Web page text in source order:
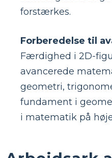
forstærkes.
Forberedelse til
Færdighed i 2D-
avancerede
geometri,
fundament i
i matematik på